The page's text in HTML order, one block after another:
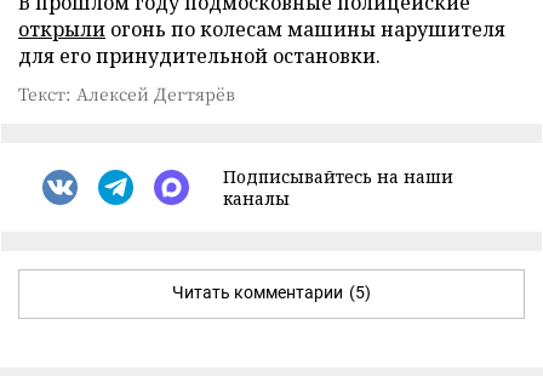
открыли огонь по колесам машины нарушителя
для его принудительной остановки.
Текст: Алексей Дегтярёв
Подписывайтесь на наши
каналы
Читать комментарии (5)